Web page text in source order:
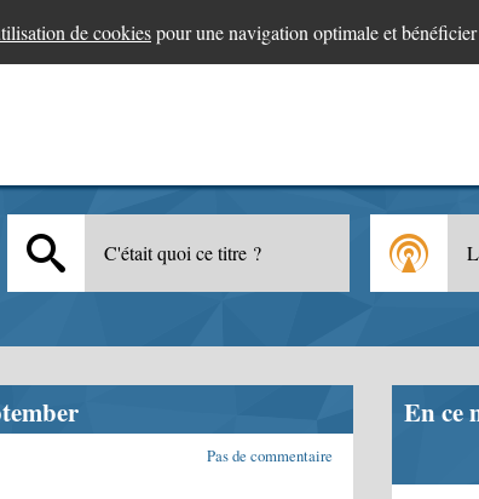
de cookiespour une navigation optimale et
C'était quoi ce titre ?
Pas de commentaire
En ce